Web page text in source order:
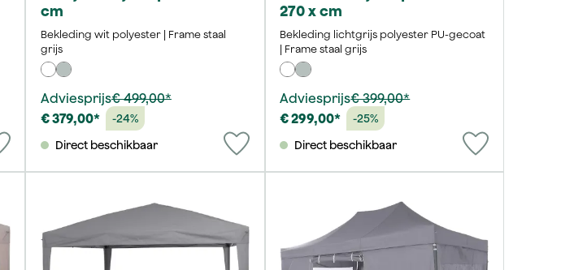
cm
Bekleding wit polyester | Frame staal
grijs
Adviesprijs€ 499,00*
€ 379,00*
-24%
Direct beschikbaar
270 x cm
Bekleding lichtgrijs polyester PU-gecoat
| Frame staal grijs
Adviesprijs€ 399,00*
€ 299,00*
-25%
Direct beschikbaar